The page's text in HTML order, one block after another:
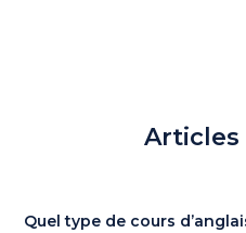
Articles
Quel type de cours